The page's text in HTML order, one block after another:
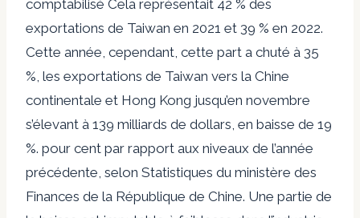
comptabilisé Cela représentait 42 % des
exportations de Taiwan en 2021 et 39 % en 2022.
Cette année, cependant, cette part a chuté à 35
%, les exportations de Taiwan vers la Chine
continentale et Hong Kong jusqu’en novembre
s’élevant à 139 milliards de dollars, en baisse de 19
%. pour cent par rapport aux niveaux de l’année
précédente, selon Statistiques du ministère des
Finances de la République de Chine. Une partie de